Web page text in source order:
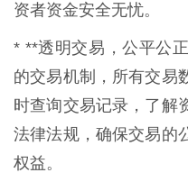
资者资金安全无忧。
* **透明交易，公平公
的交易机制，所有交易
时查询交易记录，了解
法律法规，确保交易的
权益。